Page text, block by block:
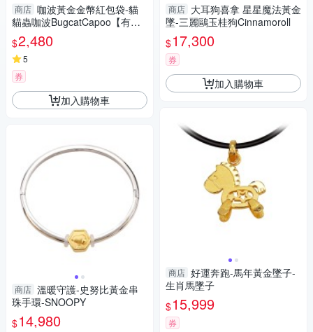
商店 咖波黃金金幣紅包袋-貓
貓蟲咖波BugcatCapoo【有現
貨】
$2,480
5
券
加入購物車
商店 溫暖守護-史努比黃金串
珠手環-SNOOPY
$14,980
商店 大耳狗喜拿 星星魔法黃金
墜-三麗鷗玉桂狗Cinnamoroll
$17,300
券
加入購物車
商店 好運奔跑-馬年黃金墜子-
生肖馬墜子
$15,999
券